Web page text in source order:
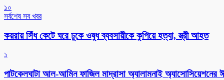
১০
সর্বশেষ সব খবর
কয়রায় সিঁধ কেটে ঘরে ঢুকে ওষুধ ব্যবসায়ীকে কুপিয়ে হত্যা, স্ত্রী আহত
১
পাটকেলঘাটা আল-আমিন ফাজিল মাদ্রাসা অ্যালামনাই অ্যাসোসিয়েশনের